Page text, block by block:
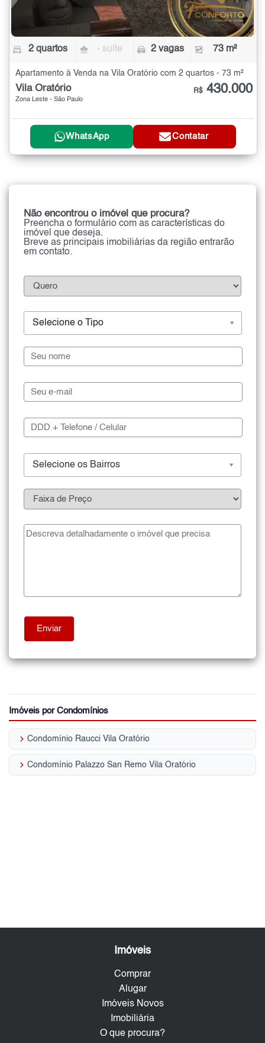
2 quartos - suíte 2 vagas 73 m²
Apartamento à Venda na Vila Oratório com 2 quartos - 73 m²
Vila Oratório
Zona Leste - São Paulo
R$ 430.000
WhatsApp Contatar
Não encontrou o imóvel que procura?
Preencha o formulário com as características do
imóvel que deseja.
Breve as principais imobiliárias da região entrarão
em contato.
Selecione o Tipo
Selecione os Bairros
Imóveis por Condomínios
keyboard_arrow_right Condomínio Raucci Vila Oratório
keyboard_arrow_right Condomínio Palazzo San Remo Vila Oratório
Imóveis
Comprar
Alugar
Imóveis Novos
Imobiliária
O que procura?